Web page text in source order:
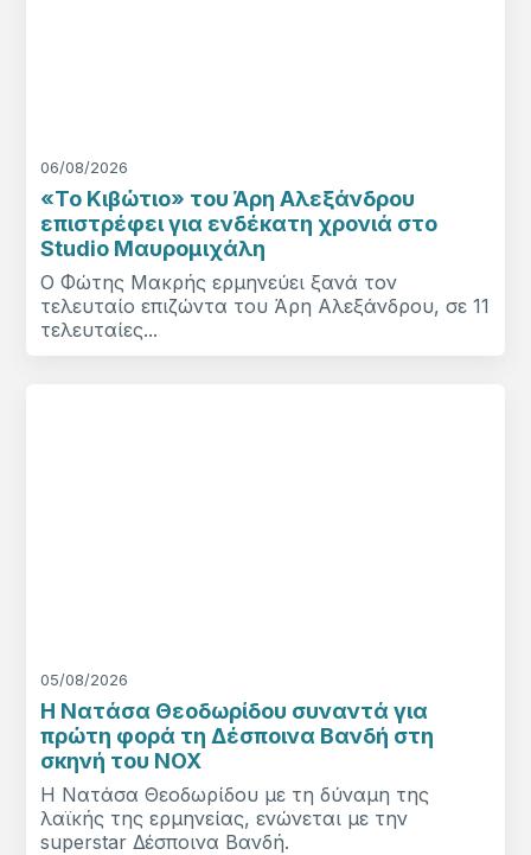
06/08/2026
«Το Κιβώτιο» του Άρη Αλεξάνδρου
επιστρέφει για ενδέκατη χρονιά στο
Studio Μαυρομιχάλη
Ο Φώτης Μακρής ερμηνεύει ξανά τον
τελευταίο επιζώντα του Άρη Αλεξάνδρου, σε 11
τελευταίες...
05/08/2026
Η Νατάσα Θεοδωρίδου συναντά για
πρώτη φορά τη Δέσποινα Βανδή στη
σκηνή του NOX
Η Νατάσα Θεοδωρίδου με τη δύναμη της
λαϊκής της ερμηνείας, ενώνεται με την
superstar Δέσποινα Βανδή.